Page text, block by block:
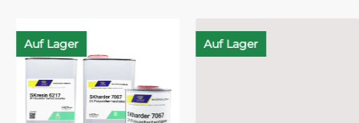
Auf Lager Auf Lager